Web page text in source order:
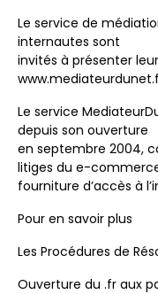
Le service de
internautes sont
invités à présenter
Le service
depuis son ouverture
en septembre 2004,
litiges du e-
fourniture d’accès à
Pour en savoir plus
Les Procédures de
Ouverture du .fr aux